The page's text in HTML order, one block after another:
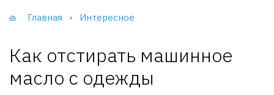
Главная Интересное
Как отстирать машинное
масло с одежды